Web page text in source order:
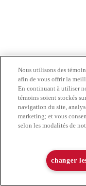
Nous utilisons des
afin de vous offrir la
En continuant à utiliser
témoins soient stockés
navigation du site,
marketing; et vous
selon les modalités de
changer